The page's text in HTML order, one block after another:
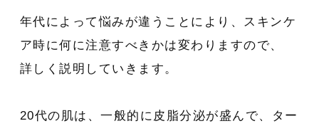
年代によって悩みが違うことにより、スキンケ
ア時に何に注意すべきかは変わりますので、
詳しく説明していきます。
20代の肌は、一般的に皮脂分泌が盛んで、ター